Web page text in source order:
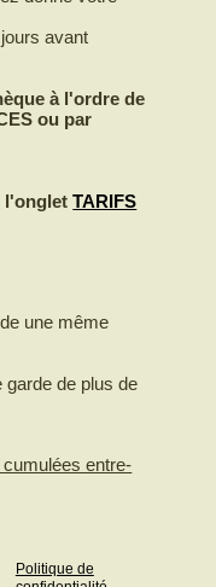
avant
à l'ordre de
ou par
l'ongletTARIFS
une même
garde de plus de
entre-
Politique de